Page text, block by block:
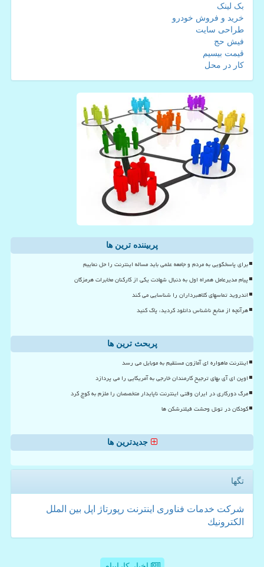
بک لینک
خرید و فروش خودرو
طراحی سایت
فیش حج
قیمت بیسیم
کار در محل
پربیننده ترین ها
برای پاسخگویی به مردم و جامعه علمی باید مساله اینترنت را حل نماییم
پیام مدیرعامل همراه اول به دنبال شهادت یکی از کارکنان مخابرات هرمزگان
اندروید تماسهای کلاهبرداران را شناسایی می کند
هرآنچه از منابع ناشناس دانلود کردید، پاک کنید
پربحث ترین ها
اینترنت ماهواره ای آمازون مستقیم به موبایل می رسد
اوپن ای آی بهای ترجیح کارمندان خارجی به آمریکایی را می پردازد
مرگ دورکاری در ایران وقتی اینترنت ناپایدار متخصصان را ملزم به کوچ کرد
کودکان در تونل وحشت فیلترشکن ها
جدیدترین ها
تگها
شركت خدمات فناوری اینترنت رپورتاژ اپل بین الملل
الكترونیك